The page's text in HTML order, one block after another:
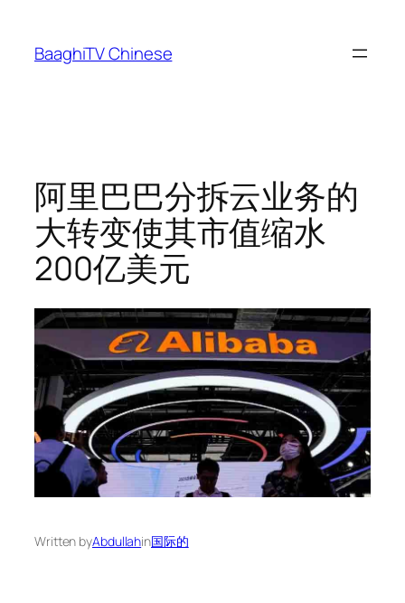
content
BaaghiTV Chinese
阿里巴巴分拆云业务的
大转变使其市值缩水
200亿美元
Written byAbdullahin国际的